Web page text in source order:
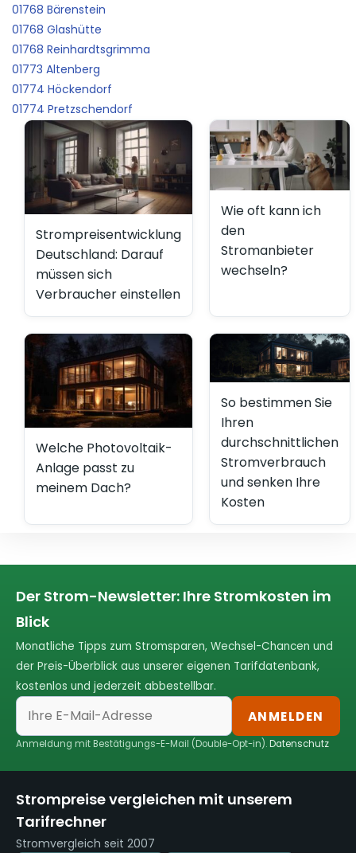
01768 Bärenstein
01768 Glashütte
01768 Reinhardtsgrimma
01773 Altenberg
01774 Höckendorf
01774 Pretzschendorf
Strompreisentwicklung
Deutschland: Darauf
müssen sich
Verbraucher einstellen
Wie oft kann ich
den
Stromanbieter
wechseln?
Welche Photovoltaik-
Anlage passt zu
meinem Dach?
So bestimmen Sie
Ihren
durchschnittlichen
Stromverbrauch
und senken Ihre
Kosten
Der Strom-Newsletter: Ihre Stromkosten im
Blick
Monatliche Tipps zum Stromsparen, Wechsel-Chancen und
der Preis-Überblick aus unserer eigenen Tarifdatenbank,
kostenlos und jederzeit abbestellbar.
ANMELDEN
Anmeldung mit Bestätigungs-E-Mail (Double-Opt-in).Datenschutz
Strompreise vergleichen mit unserem
Tarifrechner
Stromvergleich seit 2007